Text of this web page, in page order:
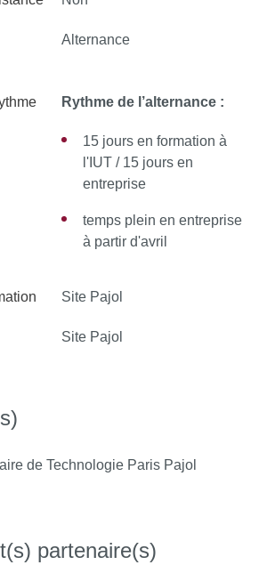
et réglementaires
laïcité, neutralité, secret
savoir-être : simulation sur
aux Gestes et Soins
versales :
cahier des charges, résolution de
de données, anglais,
Alternance
Rythme de l’alternance :
15 jours en formation à
l'IUT / 15 jours en
entreprise
temps plein en entreprise
à partir d'avril
Site Pajol
Site Pajol
de Technologie Paris Pajol
partenaire(s)